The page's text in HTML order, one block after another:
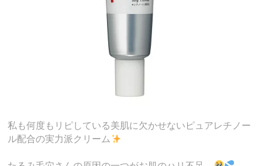
私も何度もリピしている美肌に欠かせないピュアレチノー
ル配合の実力派クリーム